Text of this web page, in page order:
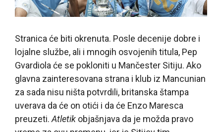
Stranica će biti okrenuta. Posle decenije dobre i
lojalne službe, ali i mnogih osvojenih titula, Pep
Gvardiola će se pokloniti u Mančester Sitiju. Ako
glavna zainteresovana strana i klub iz Mancunian
za sada nisu ništa potvrdili, britanska štampa
uverava da će on otići i da će Enzo Maresca
preuzeti. Atletik objašnjava da je možda pravo